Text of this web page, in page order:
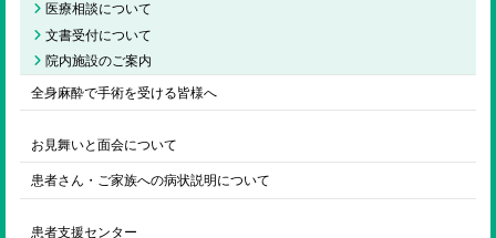
医療相談について
文書受付について
院内施設のご案内
全身麻酔で手術を受ける皆様へ
お見舞いと面会について
患者さん・ご家族への病状説明について
患者支援センター